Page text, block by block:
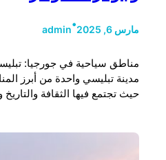
مارس 6, 2025 •
admin
مناطق سياحية في جورجيا:
مدينة تبليسي واحدة من أبرز
حيث تجتمع فيها الثقافة